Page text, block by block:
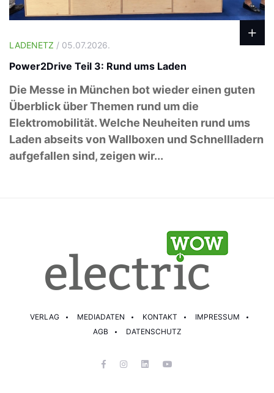
LADENETZ / 05.07.2026.
Power2Drive Teil 3: Rund ums Laden
Die Messe in München bot wieder einen guten
Überblick über Themen rund um die
Elektromobilität. Welche Neuheiten rund ums
Laden abseits von Wallboxen und Schnellladern
aufgefallen sind, zeigen wir...
VERLAG MEDIADATEN KONTAKT
IMPRESSUM
AGB
DATENSCHUTZ